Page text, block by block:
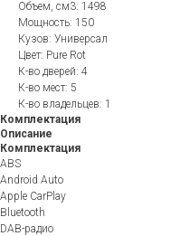
Объем, см3: 1498
Мощность: 150
Кузов: Универсал
Цвет: Pure Rot
К-во дверей: 4
К-во мест: 5
К-во владельцев: 1
Комплектация
Описание
Комплектация
ABS
Android Auto
Apple CarPlay
Bluetooth
DAB-радио